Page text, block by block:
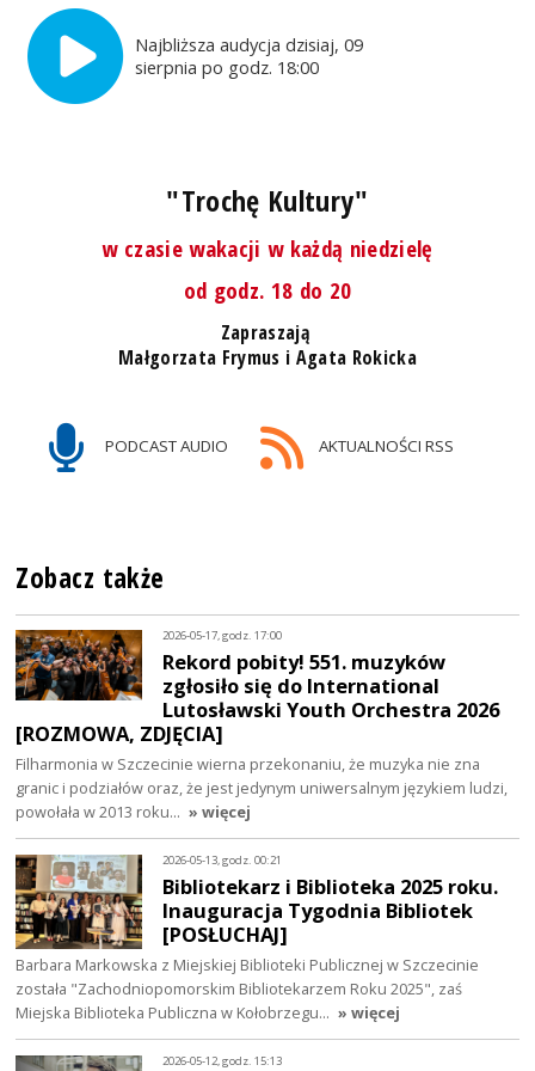
Najbliższa audycja dzisiaj, 09
sierpnia po godz. 18:00
"Trochę Kultury"
w czasie wakacji w każdą niedzielę
od godz. 18 do 20
Zapraszają
Małgorzata Frymus i Agata Rokicka
PODCAST AUDIO AKTUALNOŚCI RSS
Zobacz także
2026-05-17, godz. 17:00
Rekord pobity! 551. muzyków
zgłosiło się do International
Lutosławski Youth Orchestra 2026
[ROZMOWA, ZDJĘCIA]
Filharmonia w Szczecinie wierna przekonaniu, że muzyka nie zna
granic i podziałów oraz, że jest jedynym uniwersalnym językiem ludzi,
powołała w 2013 roku… » więcej
2026-05-13, godz. 00:21
Bibliotekarz i Biblioteka 2025 roku.
Inauguracja Tygodnia Bibliotek
[POSŁUCHAJ]
Barbara Markowska z Miejskiej Biblioteki Publicznej w Szczecinie
została "Zachodniopomorskim Bibliotekarzem Roku 2025", zaś
Miejska Biblioteka Publiczna w Kołobrzegu… » więcej
2026-05-12, godz. 15:13